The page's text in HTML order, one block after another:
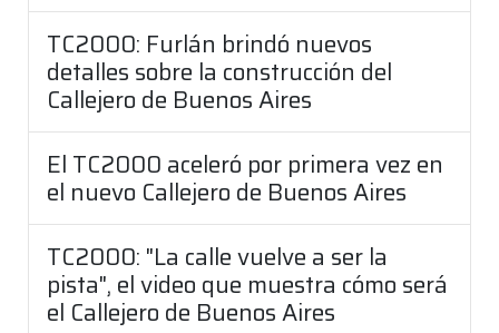
TC2000: Furlán brindó nuevos
detalles sobre la construcción del
Callejero de Buenos Aires
El TC2000 aceleró por primera vez en
el nuevo Callejero de Buenos Aires
TC2000: "La calle vuelve a ser la
pista", el video que muestra cómo será
el Callejero de Buenos Aires